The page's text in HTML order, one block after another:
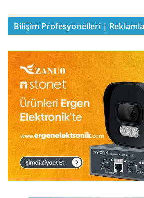
Bilişim Profesyonelleri |